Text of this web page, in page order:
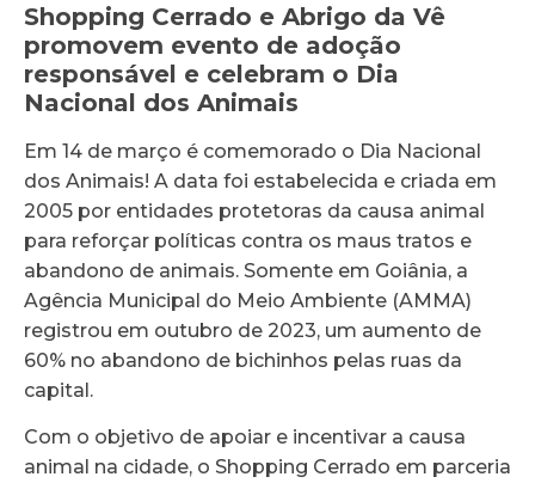
Shopping Cerrado e Abrigo da Vê
promovem evento de adoção
responsável e celebram o Dia
Nacional dos Animais
Em 14 de março é comemorado o Dia Nacional
dos Animais! A data foi estabelecida e criada em
2005 por entidades protetoras da causa animal
para reforçar políticas contra os maus tratos e
abandono de animais. Somente em Goiânia, a
Agência Municipal do Meio Ambiente (AMMA)
registrou em outubro de 2023, um aumento de
60% no abandono de bichinhos pelas ruas da
capital.
Com o objetivo de apoiar e incentivar a causa
animal na cidade, o Shopping Cerrado em parceria